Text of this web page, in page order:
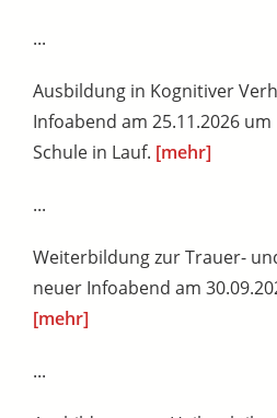
...
Ausbildung in Kognitiver
Infoabend am 25.11.2026
Schule in Lauf. [mehr]
...
Weiterbildung zur Trauer-
neuer Infoabend am
[mehr]
...